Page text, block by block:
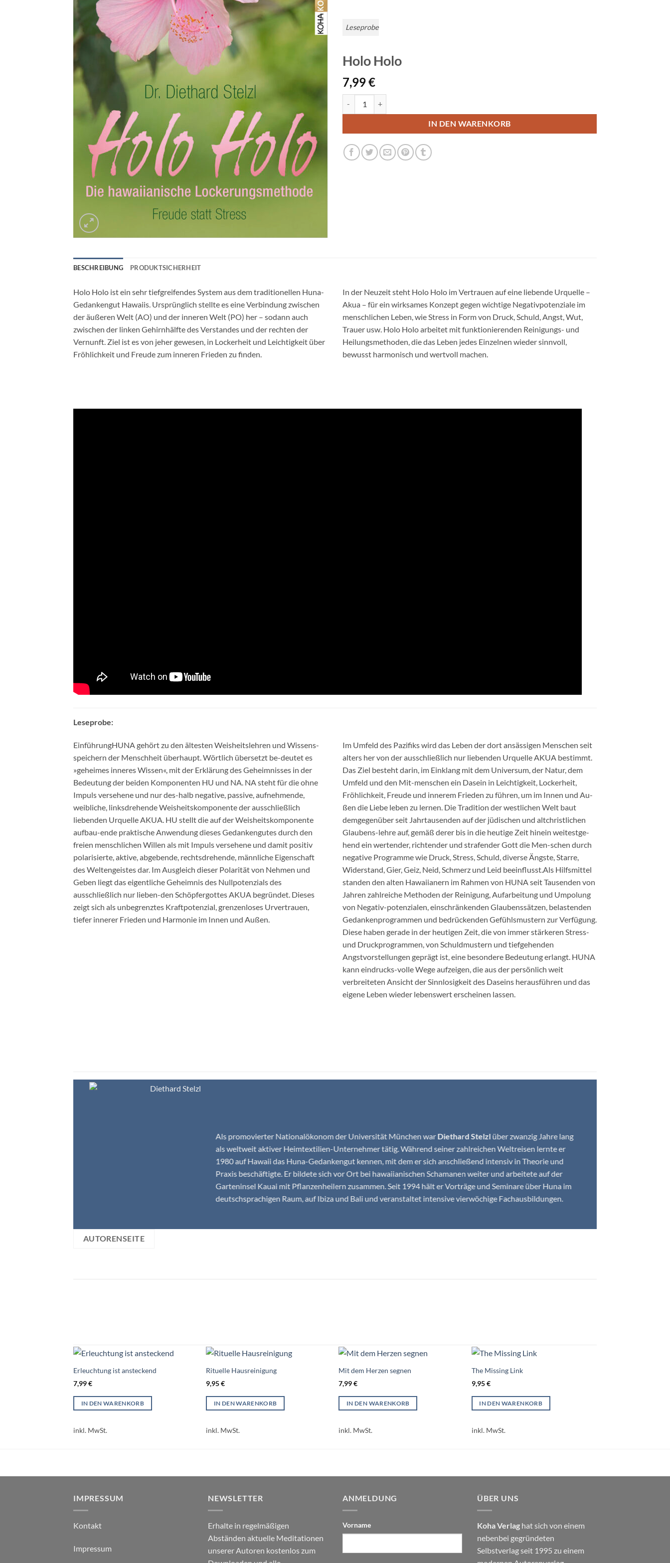
Leseprobe
Holo Holo
7,99€
IN DEN WARENKORB
BESCHREIBUNG PRODUKTSICHERHEIT
Holo Holo ist ein sehr tiefgreifendes System aus dem traditionellen Huna-
Gedankengut Hawaiis. Ursprünglich stellte es eine Verbindung zwischen
der äußeren Welt (AO) und der inneren Welt (PO) her – sodann auch
zwischen der linken Gehirnhälfte des Verstandes und der rechten der
Vernunft. Ziel ist es von jeher gewesen, in Lockerheit und Leichtigkeit über
Fröhlichkeit und Freude zum inneren Frieden zu finden.
In der Neuzeit steht Holo Holo im Vertrauen auf eine liebende Urquelle –
Akua – für ein wirksames Konzept gegen wichtige Negativpotenziale im
menschlichen Leben, wie Stress in Form von Druck, Schuld, Angst, Wut,
Trauer usw. Holo Holo arbeitet mit funktionierenden Reinigungs- und
Heilungsmethoden, die das Leben jedes Einzelnen wieder sinnvoll,
bewusst harmonisch und wertvoll machen.
Leseprobe:
EinführungHUNA gehört zu den ältesten Weisheitslehren und Wissens-
speichern der Menschheit überhaupt. Wörtlich übersetzt be-deutet es
»geheimes inneres Wissen«, mit der Erklärung des Geheimnisses in der
Bedeutung der beiden Komponenten HU und NA. NA steht für die ohne
Impuls versehene und nur des-halb negative, passive, aufnehmende,
weibliche, linksdrehende Weisheitskomponente der ausschließlich
liebenden Urquelle AKUA. HU stellt die auf der Weisheitskomponente
aufbau-ende praktische Anwendung dieses Gedankengutes durch den
freien menschlichen Willen als mit Impuls versehene und damit positiv
polarisierte, aktive, abgebende, rechtsdrehende, männliche Eigenschaft
des Weltengeistes dar. Im Ausgleich dieser Polarität von Nehmen und
Geben liegt das eigentliche Geheimnis des Nullpotenzials des
ausschließlich nur lieben-den Schöpfergottes AKUA begründet. Dieses
zeigt sich als unbegrenztes Kraftpotenzial, grenzenloses Urvertrauen,
tiefer innerer Frieden und Harmonie im Innen und Außen.
Im Umfeld des Pazifiks wird das Leben der dort ansässigen Menschen seit
alters her von der ausschließlich nur liebenden Urquelle AKUA bestimmt.
Das Ziel besteht darin, im Einklang mit dem Universum, der Natur, dem
Umfeld und den Mit-menschen ein Dasein in Leichtigkeit, Lockerheit,
Fröhlichkeit, Freude und innerem Frieden zu führen, um im Innen und Au-
ßen die Liebe leben zu lernen. Die Tradition der westlichen Welt baut
demgegenüber seit Jahrtausenden auf der jüdischen und altchristlichen
Glaubens-lehre auf, gemäß derer bis in die heutige Zeit hinein weitestge-
hend ein wertender, richtender und strafender Gott die Men-schen durch
negative Programme wie Druck, Stress, Schuld, diverse Ängste, Starre,
Widerstand, Gier, Geiz, Neid, Schmerz und Leid beeinflusst.Als Hilfsmittel
standen den alten Hawaiianern im Rahmen von HUNA seit Tausenden von
Jahren zahlreiche Methoden der Reinigung, Aufarbeitung und Umpolung
von Negativ-potenzialen, einschränkenden Glaubenssätzen, belastenden
Gedankenprogrammen und bedrückenden Gefühlsmustern zur Verfügung.
Diese haben gerade in der heutigen Zeit, die von immer stärkeren Stress-
und Druckprogrammen, von Schuldmustern und tiefgehenden
Angstvorstellungen geprägt ist, eine besondere Bedeutung erlangt. HUNA
kann eindrucks-volle Wege aufzeigen, die aus der persönlich weit
verbreiteten Ansicht der Sinnlosigkeit des Daseins herausführen und das
eigene Leben wieder lebenswert erscheinen lassen.
Als promovierter Nationalökonom der Universität München warDiethard Stelzl über zwanzig Jahre lang
als weltweit aktiver Heimtextilien-Unternehmer tätig. Während seiner zahlreichen Weltreisen lernte er
1980 auf Hawaii das Huna-Gedankengut kennen, mit dem er sich anschließend intensiv in Theorie und
Praxis beschäftigte. Er bildete sich vor Ort bei hawaiianischen Schamanen weiter und arbeitete auf der
Garteninsel Kauai mit Pflanzenheilern zusammen. Seit 1994 hält er Vorträge und Seminare über Huna im
deutschsprachigen Raum, auf Ibiza und Bali und veranstaltet intensive vierwöchige Fachausbildungen.
AUTORENSEITE
Erleuchtung ist ansteckend
7,99€
IN DEN WARENKORB
inkl. MwSt.
Rituelle Hausreinigung
9,95€
IN DEN WARENKORB
inkl. MwSt.
Mit dem Herzen segnen
7,99€
IN DEN WARENKORB
inkl. MwSt.
The Missing Link
9,95€
IN DEN WARENKORB
inkl. MwSt.
IMPRESSUM
Kontakt
Impressum
NEWSLETTER
Erhalte in regelmäßigen
Abständen aktuelle Meditationen
unserer Autoren kostenlos zum
ANMELDUNG
Vorname
ÜBER UNS
Koha Verlag hat sich von einem
nebenbei gegründeten
Selbstverlag seit 1995 zu einem